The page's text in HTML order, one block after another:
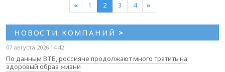
« 1 2 3 4 »
НОВОСТИ КОМПАНИЙ >
07 августа 2026 14:42
По данным ВТБ, россияне продолжают много тратить на
здоровый образ жизни